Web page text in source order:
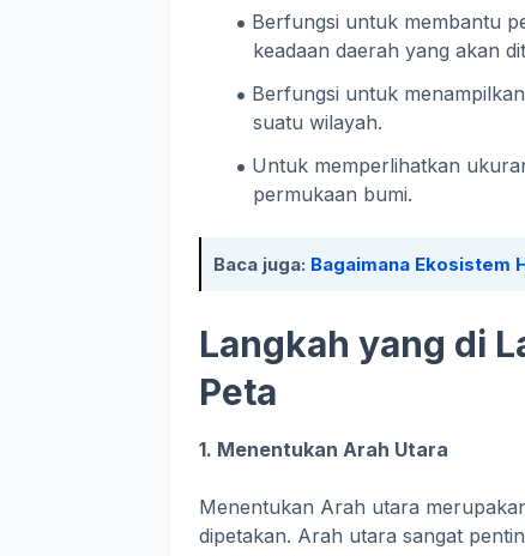
Berfungsi untuk membantu
keadaan daerah yang akan
Berfungsi untuk
suatu wilayah.
Untuk memperlihatkan
permukaan bumi.
Baca juga: Bagaimana Ekosistem
Langkah yang di
Peta
1. Menentukan Arah Utara
Menentukan Arah utara
dipetakan. Arah utara sangat